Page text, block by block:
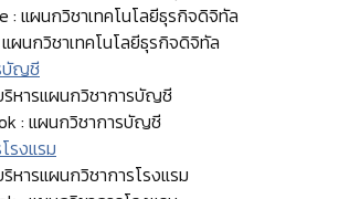
: แผนกวิชาเทคโนโลยีธุรกิจดิจิทัล
ผนกวิชาเทคโนโลยีธุรกิจดิจิทัล
บัญชี
หารแผนกวิชาการบัญชี
: แผนกวิชาการบัญชี
รงแรม
หารแผนกวิชาการโรงแรม